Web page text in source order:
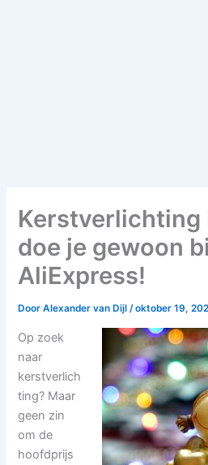
Kerstverlichting
doe je gewoon
AliExpress!
DoorAlexander van Dijl/oktober 19,
Op zoek
naar
kerstverlich
ting? Maar
geen zin
om de
hoofdprijs